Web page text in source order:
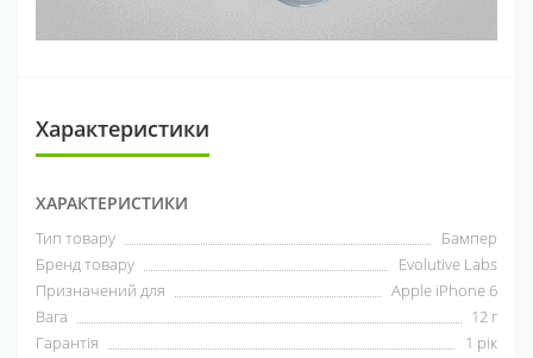
Характеристики
ХАРАКТЕРИСТИКИ
Тип товару
Бампер
Бренд товару
Evolutive Labs
Призначений для
Apple iPhone 6
Вага
12 г
Гарантія
1 рік